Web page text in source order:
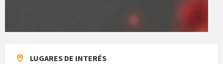
LUGARES DE INTERÉS